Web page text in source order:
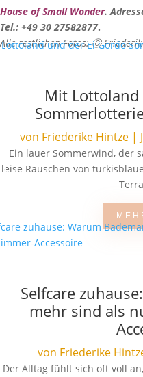
House of Small Wonder.
Tel.: +49 30 27582877.
Alle restlichen Fotos: Ⓒ
Mit Lottoland
von Friederike Hintze|
Ein lauer Sommerwind, der
leise Rauschen von
Selfcare
mehr sind als
von Friederike
Der Alltag fühlt sich oft voll